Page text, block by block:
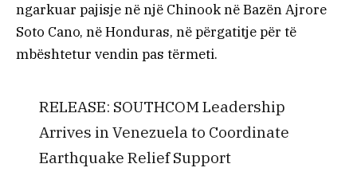
ngarkuar pajisje në një Chinook në Bazën Ajrore
Soto Cano, në Honduras, në përgatitje për të
mbështetur vendin pas tërmeti.
RELEASE: SOUTHCOM Leadership
Arrives in Venezuela to Coordinate
Earthquake Relief Support